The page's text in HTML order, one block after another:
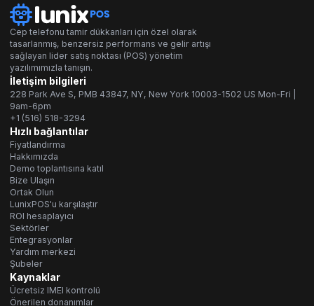
Cep telefonu tamir dükkanları için özel olarak
tasarlanmış, benzersiz performans ve gelir artışı
sağlayan lider satış noktası (POS) yönetim
yazılımımızla tanışın.
İletişim bilgileri
228 Park Ave S, PMB 43847, NY, New York 10003-1502 US Mon-Fri |
9am-6pm
+1 (516) 518-3294
Hızlı bağlantılar
Fiyatlandırma
Hakkımızda
Demo toplantısına katıl
Bize Ulaşın
Ortak Olun
LunixPOS'u karşılaştır
ROI hesaplayıcı
Sektörler
Entegrasyonlar
Yardım merkezi
Şubeler
Kaynaklar
Ücretsiz IMEI kontrolü
Önerilen donanımlar